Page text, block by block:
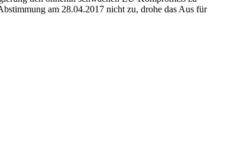
am 28.04.2017 nicht zu, drohe das Aus für